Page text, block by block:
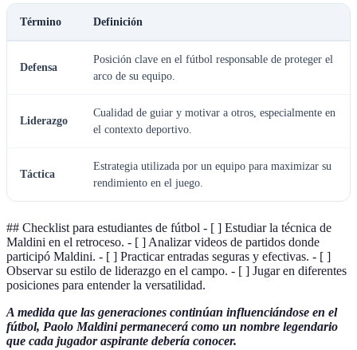
Término Definición
Defensa
Posición clave en el fútbol responsable de proteger el
arco de su equipo.
Liderazgo
Cualidad de guiar y motivar a otros, especialmente en
el contexto deportivo.
Táctica
Estrategia utilizada por un equipo para maximizar su
rendimiento en el juego.
## Checklist para estudiantes de fútbol - [ ] Estudiar la técnica de
Maldini en el retroceso. - [ ] Analizar videos de partidos donde
participó Maldini. - [ ] Practicar entradas seguras y efectivas. - [ ]
Observar su estilo de liderazgo en el campo. - [ ] Jugar en diferentes
posiciones para entender la versatilidad.
A medida que las generaciones continúan influenciándose en el
fútbol, Paolo Maldini permanecerá como un nombre legendario
que cada jugador aspirante debería conocer.